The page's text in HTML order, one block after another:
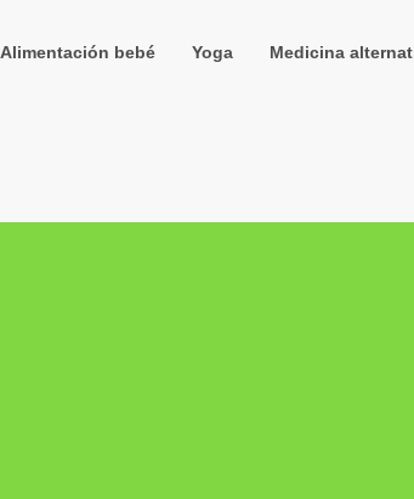
Alimentación bebé Yoga Medicina